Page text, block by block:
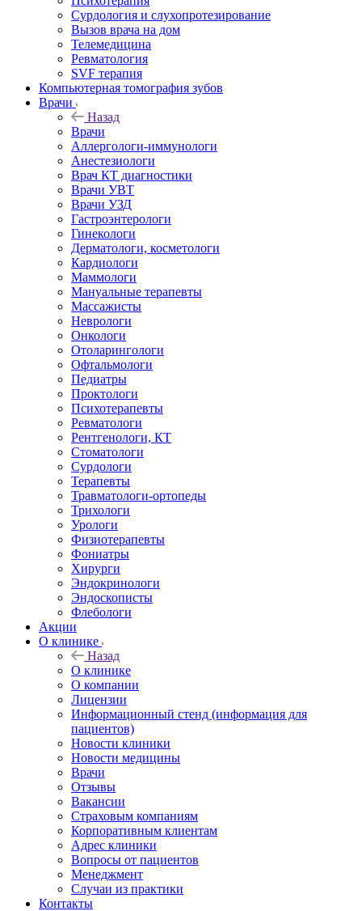
Сурдология и слухопротезирование
Вызов врача на дом
Телемедицина
Ревматология
SVF терапия
Компьютерная томография зубов
Врачи
Назад
Врачи
Аллергологи-иммунологи
Анестезиологи
Врач КТ диагностики
Врачи УВТ
Врачи УЗД
Гастроэнтерологи
Гинекологи
Дерматологи, косметологи
Кардиологи
Маммологи
Мануальные терапевты
Массажисты
Неврологи
Онкологи
Отоларингологи
Офтальмологи
Педиатры
Проктологи
Психотерапевты
Ревматологи
Рентгенологи, КТ
Стоматологи
Сурдологи
Терапевты
Травматологи-ортопеды
Трихологи
Урологи
Физиотерапевты
Фониатры
Хирурги
Эндокринологи
Эндоскописты
Флебологи
Акции
О клинике
Назад
О клинике
О компании
Лицензии
Информационный стенд (информация для
пациентов)
Новости клиники
Новости медицины
Врачи
Отзывы
Вакансии
Страховым компаниям
Корпоративным клиентам
Адрес клиники
Вопросы от пациентов
Менеджмент
Случаи из практики
Контакты